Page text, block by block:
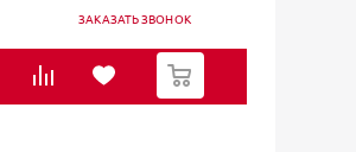
ЗАКАЗАТЬ ЗВОНОК
0